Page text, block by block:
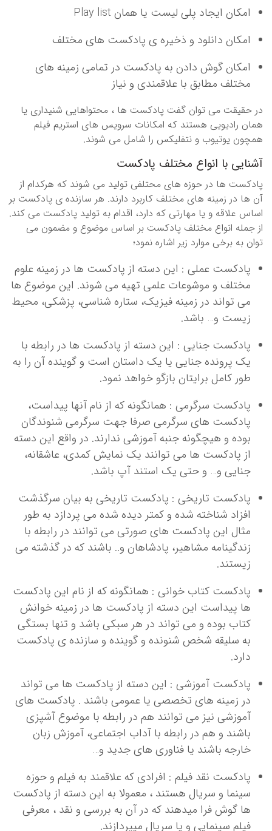
امکان ایجاد پلی لیست یا همان Play list
امکان دانلود و ذخیره ی پادکست های مختلف
امکان گوش دادن به پادکست در تمامی زمینه های
مختلف مطابق با علاقمندی و نیاز
در حقیقت می توان گفت پادکست ها ، محتواهایی شنیداری یا
همان رادیویی هستند که امکانات سرویس های استریم فیلم
همچون یوتیوب و نتفلیکس را شامل می شوند.
آشنایی با انواع مختلف پادکست
پادکست ها در حوزه های محتلفی تولید می شوند که هرکدام از
آن ها در زمینه های مختلف کاربرد دارند. هر سازنده ی پادکست بر
اساس علاقه و یا مهارتی که دارد، اقدام به تولید پادکست می کند.
از جمله انواع مختلف پادکست بر اساس موضوع و مضمون می
توان به برخی موارد زیر اشاره نمود؛
پادکست عملی : این دسته از پادکست ها در زمینه علوم
مختلف و موشوعات علمی تهیه می شوند. این موضوع ها
می تواند در زمینه فیزیک، ستاره شناسی، پزشکی، محیط
زیست و… باشد.
پادکست جنایی : این دسته از پادکست ها در رابطه با
یک پرونده جنایی یا یک داستان است و گوینده آن را به
طور کامل برایتان بازگو خواهد نمود.
پادکست سرگرمی : همانگونه که از نام آنها پیداست،
پادکست های سرگرمی صرفا جهت سرگرمی شنوندگان
بوده و هیچگونه جنبه آموزشی ندارند. در واقع این دسته
از پادکست ها می توانند یک نمایش کمدی، عاشقانه،
جنایی و… و حتی یک استند آپ باشد.
پادکست تاریخی : پادکست تاریخی به بیان سرگذشت
افزاد شناخته شده و کمتر دیده شده می پردازد به طور
مثال این پادکست های صورتی می توانند در رابطه با
زندگینامه مشاهیر، پادشاهان و.. باشند که در گذشته می
زیستند.
پادکست کتاب خوانی : همانگونه که از نام این پادکست
ها پیداست این دسته از پادکست ها در زمینه خوانش
کتاب بوده و می تواند در هر سبکی باشد و تنها بستگی
به سلیقه شخص شنونده و گوینده و سازنده ی پادکست
دارد.
پادکست آموزشی : این دسته از پادکست ها می تواند
در زمینه های تخصصی یا عمومی باشند . پادکست های
آموزشی نیز می توانند هم در رابطه با موضوع آشپزی
باشند و هم در رابطه با آداب اجتماعی، آموزش زبان
خارجه باشند یا فناوری های جدید و…
پادکست نقد فیلم : افرادی که علاقمند به فیلم و حوزه
سینما و سریال هستند ، معمولا به این دسته از پادکست
ها گوش فرا میدهند که در آن به بررسی و نقد ، معرفی
فیلم سینمایی و یا سریال میپردازند.